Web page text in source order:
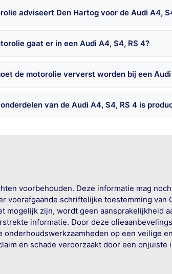
adviseert Den Hartog voor de Audi A4,
gaat er in een Audi A4, S4, RS 4?
de motorolie ververst worden bij een Audi
van de Audi A4, S4, RS 4 is
voorbehouden. Deze informatie mag
voorafgaande schriftelijke toestemming
mogelijk zijn, wordt geen aansprakelijkheid
informatie. Door deze
onderhoudswerkzaamheden op een veilige
en schade veroorzaakt door een